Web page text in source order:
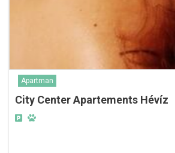
Apartman
City Center Apartements Hévíz